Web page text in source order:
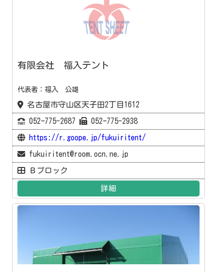
有限会社 福入テント
代表者：福入 公雄
名古屋市守山区天子田2丁目1612
052ｰ775-2687 052ｰ775-2938
https://r.goope.jp/fukuiritent/
fukuiritent@room.ocn.ne.jp
Ｂブロック
詳細